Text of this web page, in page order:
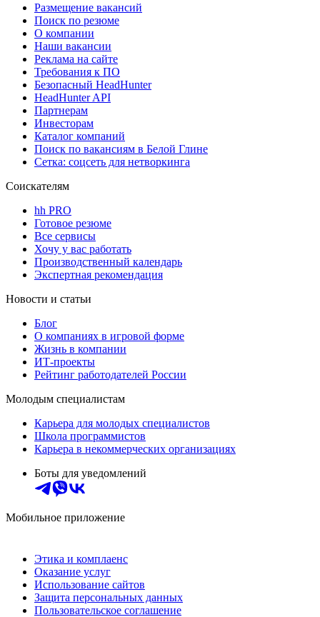
Размещение вакансий
Поиск по резюме
О компании
Наши вакансии
Реклама на сайте
Требования к ПО
Безопасный HeadHunter
HeadHunter API
Партнерам
Инвесторам
Каталог компаний
Поиск по вакансиям в Белой Глине
Сетка: соцсеть для нетворкинга
Соискателям
hh PRO
Готовое резюме
Все сервисы
Хочу у вас работать
Производственный календарь
Экспертная рекомендация
Новости и статьи
Блог
О компаниях в игровой форме
Жизнь в компании
ИТ-проекты
Рейтинг работодателей России
Молодым специалистам
Карьера для молодых специалистов
Школа программистов
Карьера в некоммерческих организациях
Боты для уведомлений
Мобильное приложение
Этика и комплаенс
Оказание услуг
Использование сайтов
Защита персональных данных
Пользовательское соглашение